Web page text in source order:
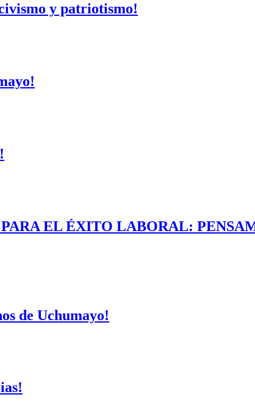
y patriotismo!
EL ÉXITO LABORAL:
de Uchumayo!